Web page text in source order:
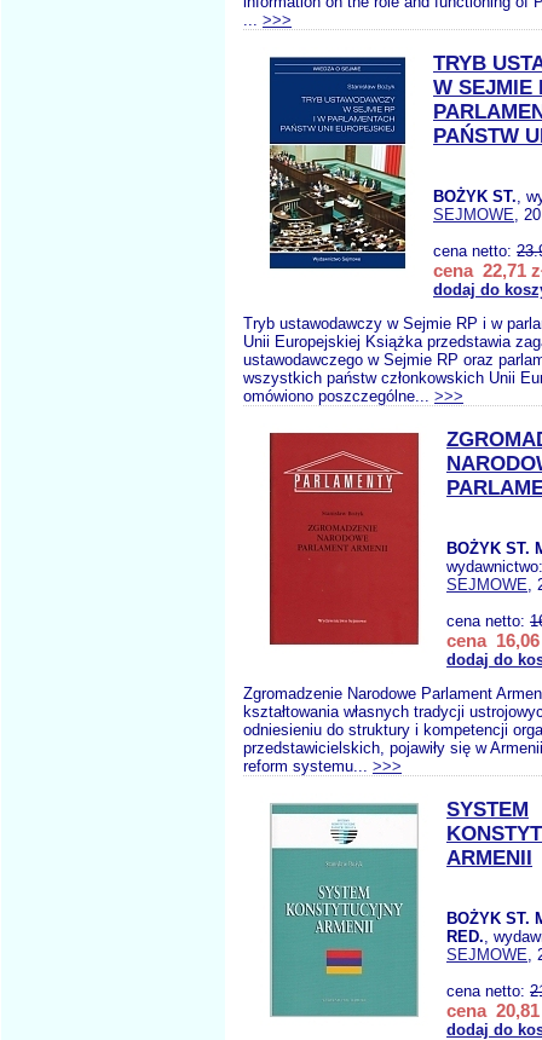
... >>>
TRYB
W SEJMIE
PAŃSTW
BOŻYK ST.,
SEJMOWE,
cena netto:
cena 22,71
dodaj do
Tryb ustawodawczy w Sejmie RP i w
Unii Europejskiej Książka przedstawia
ustawodawczego w Sejmie RP oraz
wszystkich państw członkowskich Unii
omówiono poszczególne... >>>
BOŻYK ST.
SEJMOWE,
cena netto:
cena 16,06
dodaj do
Zgromadzenie Narodowe Parlament
kształtowania własnych tradycji
odniesieniu do struktury i kompetencji
przedstawicielskich, pojawiły się w
reform systemu... >>>
SYSTEM
ARMENII
BOŻYK ST.
RED.,
SEJMOWE,
cena netto:
cena 20,81
dodaj do